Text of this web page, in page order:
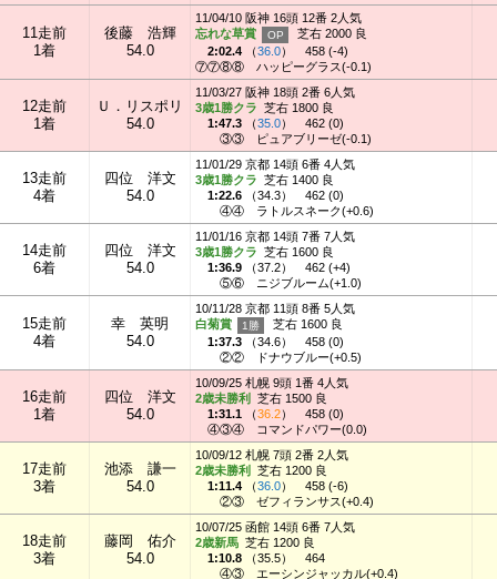
11走前
1着
後藤 浩輝
54.0
11/04/10 阪神 16頭 12番 2人気
忘れな草賞
芝右 2000 良
2:02.4 （36.0）
458 (-4)
⑦⑦⑧⑧
ハッピーグラス(-0.1)
12走前
1着
Ｕ．リスポリ
54.0
11/03/27 阪神 18頭 2番 6人気
3歳1勝クラ 芝右 1800 良
1:47.3 （35.0）
462 (0)
③③
ピュアブリーゼ(-0.1)
13走前
4着
四位 洋文
54.0
11/01/29 京都 14頭 6番 4人気
3歳1勝クラ 芝右 1400 良
1:22.6 （34.3）
462 (0)
④④
ラトルスネーク(+0.6)
14走前
6着
四位 洋文
54.0
11/01/16 京都 14頭 7番 7人気
3歳1勝クラ 芝右 1600 良
1:36.9 （37.2）
462 (+4)
⑤⑥
ニジブルーム(+1.0)
15走前
4着
幸 英明
54.0
10/11/28 京都 11頭 8番 5人気
白菊賞
芝右 1600 良
1:37.3 （34.6）
458 (0)
②②
ドナウブルー(+0.5)
16走前
1着
四位 洋文
54.0
10/09/25 札幌 9頭 1番 4人気
2歳未勝利
芝右 1500 良
1:31.1 （36.2）
458 (0)
④③④
コマンドパワー(0.0)
17走前
3着
池添 謙一
54.0
10/09/12 札幌 7頭 2番 2人気
2歳未勝利
芝右 1200 良
1:11.4 （36.0）
458 (-6)
②③
ゼフィランサス(+0.4)
18走前
3着
藤岡 佑介
54.0
10/07/25 函館 14頭 6番 7人気
2歳新馬 芝右 1200 良
1:10.8 （35.5）
464
④③
エーシンジャッカル(+0.4)